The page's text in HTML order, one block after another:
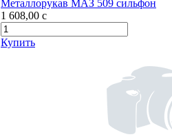
Металлорукав МАЗ 509 сильфон
1 608,00 c
Купить